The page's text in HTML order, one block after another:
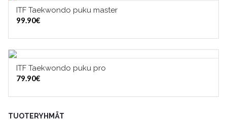
VALITSE VAIHTOEHDOISTA
ITF Taekwondo puku master
99.90€
VALITSE VAIHTOEHDOISTA
ITF Taekwondo puku pro
79.90€
TUOTERYHMÄT